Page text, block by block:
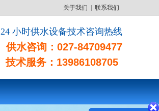
关于我们 联系我们
24 小时供水设备技术咨询热线
供水咨询：027-84709477
技术服务：13986108705